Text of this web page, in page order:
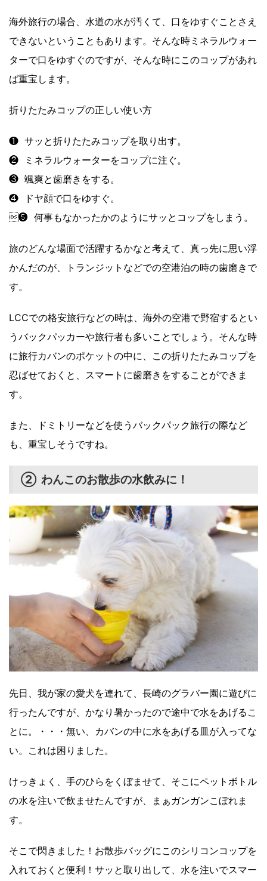
海外旅行の場合、水道の水が汚くて、口をゆすぐことさえ
できないということもあります。そんな時ミネラルウォー
ターで口をゆすぐのですが、そんな時にこのコップがあれ
ば重宝します。
折りたたみコップの正しい使い方
❶ サッと折りたたみコップを取り出す。
❷ ミネラルウォーターをコップに注ぐ。
❸ 颯爽と歯磨きをする。
❹ ドヤ顔で口をゆすぐ。
❺ 何事もなかったかのようにサッとコップをしまう。
旅のどんな場面で活躍するかなと考えて、真っ先に思い浮
かんだのが、トランジットなどでの空港泊の時の歯磨きで
す。
LCCでの格安旅行などの時は、海外の空港で野宿するとい
うバックパッカーや旅行者も多いことでしょう。そんな時
に旅行カバンのポケットの中に、この折りたたみコップを
忍ばせておくと、スマートに歯磨きをすることができま
す。
また、ドミトリーなどを使うバックパック旅行の際など
も、重宝しそうですね。
② わんこのお散歩の水飲みに！
先日、我が家の愛犬を連れて、長崎のグラバー園に遊びに
行ったんですが、かなり暑かったので途中で水をあげるこ
とに。・・・無い、カバンの中に水をあげる皿が入ってな
い。これは困りました。
けっきょく、手のひらをくぼませて、そこにペットボトル
の水を注いで飲ませたんですが、まぁガンガンこぼれま
す。
そこで閃きました！お散歩バッグにこのシリコンコップを
入れておくと便利！サッと取り出して、水を注いでスマー